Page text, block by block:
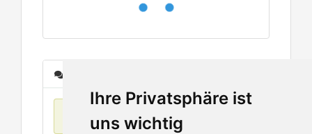
Ihre Privatsphäre ist
uns wichtig
No items found